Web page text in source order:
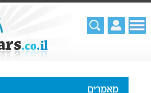
מאמרים